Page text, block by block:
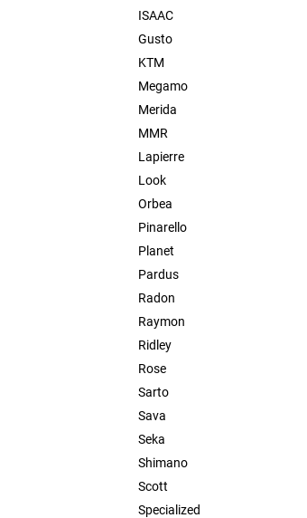
ISAAC
Gusto
KTM
Megamo
Merida
MMR
Lapierre
Look
Orbea
Pinarello
Planet
Pardus
Radon
Raymon
Ridley
Rose
Sarto
Sava
Seka
Shimano
Scott
Specialized